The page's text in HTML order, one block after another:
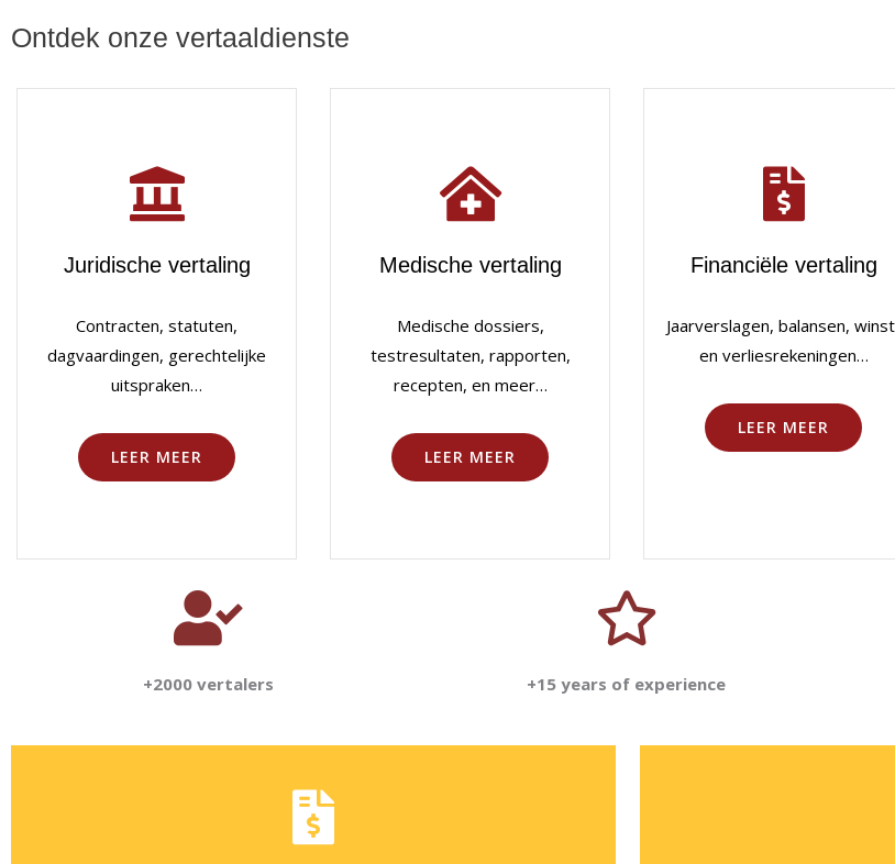
Ontdek onze vertaaldienste
Juridische vertaling
Contracten, statuten,
dagvaardingen, gerechtelijke
uitspraken…
LEER MEER
Medische vertaling
Medische dossiers,
testresultaten, rapporten,
recepten, en meer…
LEER MEER
Financiële vertaling
Jaarverslagen, balansen,
en verliesrekeningen…
LEER MEER
+2000 vertalers +15 years of experience